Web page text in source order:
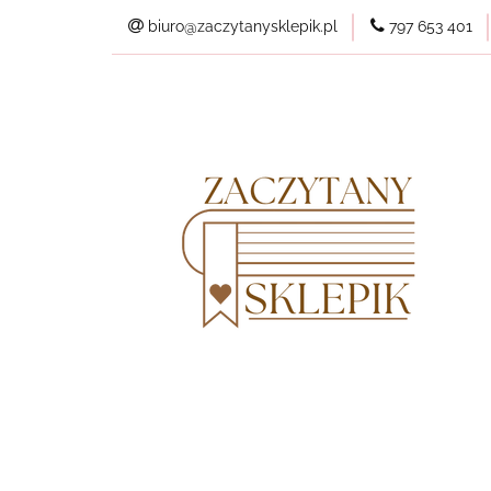
biuro@zaczytanysklepik.pl 797 653 401
Kategorie